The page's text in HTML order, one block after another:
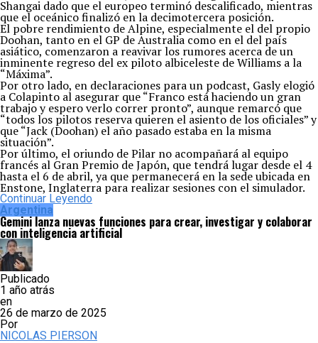
Shangai dado que el europeo terminó descalificado, mientras
que el oceánico finalizó en la decimotercera posición.
El pobre rendimiento de Alpine, especialmente el del propio
Doohan, tanto en el GP de Australia como en el del país
asiático, comenzaron a reavivar los rumores acerca de un
inminente regreso del ex piloto albiceleste de Williams a la
“Máxima”.
Por otro lado, en declaraciones para un podcast, Gasly elogió
a Colapinto al asegurar que “Franco está haciendo un gran
trabajo y espero verlo correr pronto”, aunque remarcó que
“todos los pilotos reserva quieren el asiento de los oficiales” y
que “Jack (Doohan) el año pasado estaba en la misma
situación”.
Por último, el oriundo de Pilar no acompañará al equipo
francés al Gran Premio de Japón, que tendrá lugar desde el 4
hasta el 6 de abril, ya que permanecerá en la sede ubicada en
Enstone, Inglaterra para realizar sesiones con el simulador.
Continuar Leyendo
Argentina
Gemini lanza nuevas funciones para crear, investigar y colaborar
con inteligencia artificial
Publicado
1 año atrás
en
26 de marzo de 2025
Por
NICOLAS PIERSON